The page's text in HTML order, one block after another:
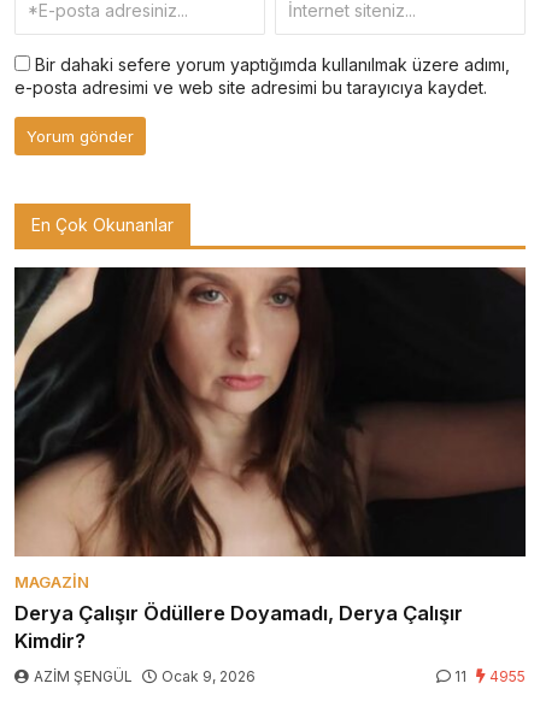
Bir dahaki sefere yorum yaptığımda kullanılmak üzere adımı,
e-posta adresimi ve web site adresimi bu tarayıcıya kaydet.
En Çok Okunanlar
MAGAZIN
Derya Çalışır Ödüllere Doyamadı, Derya Çalışır
Kimdir?
AZİM ŞENGÜL Ocak 9, 2026 11 4955